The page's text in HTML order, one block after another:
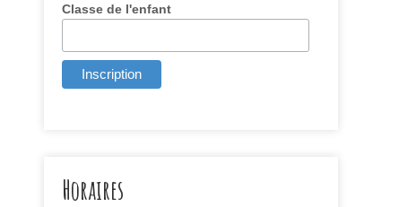
Classe de l'enfant
Horaires